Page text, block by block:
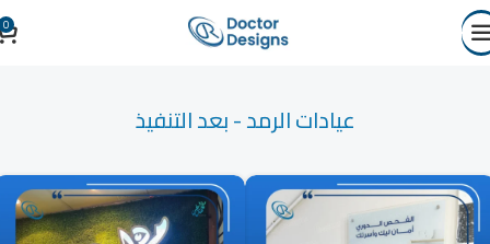
0
عيادات الرمد - بعد التنفيذ